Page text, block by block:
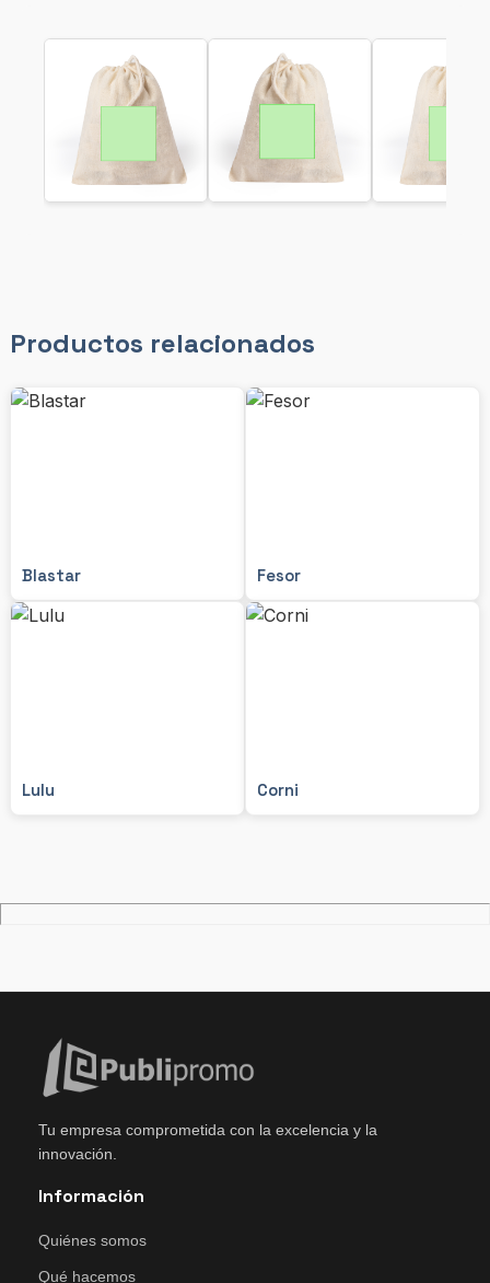
Productos relacionados
Blastar Fesor
Lulu Corni
Tu empresa comprometida con la excelencia y la
innovación.
Información
Quiénes somos
Qué hacemos